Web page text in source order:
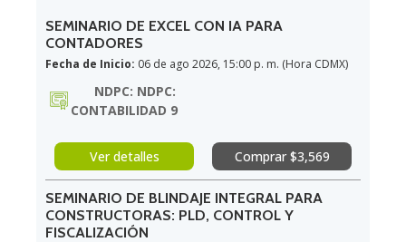
SEMINARIO DE EXCEL CON IA PARA
CONTADORES
Fecha de Inicio: 06 de ago 2026, 15:00 p. m. (Hora CDMX)
NDPC: NDPC:
CONTABILIDAD 9
Ver detalles Comprar $3,569
SEMINARIO DE BLINDAJE INTEGRAL PARA
CONSTRUCTORAS: PLD, CONTROL Y
FISCALIZACIÓN